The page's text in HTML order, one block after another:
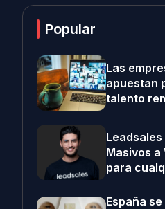
Popular
Las
apuestan
talento
Masivos a
para
España